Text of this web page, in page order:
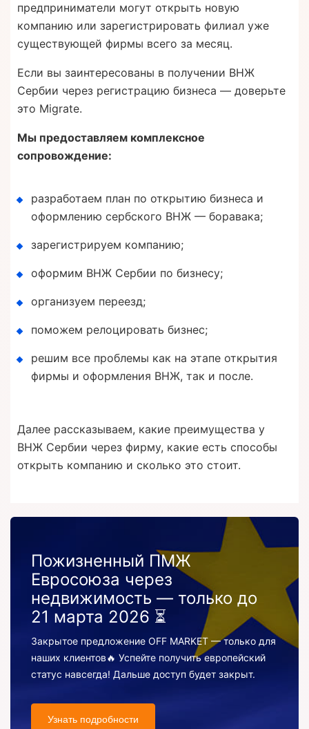
предприниматели могут открыть новую
компанию или зарегистрировать филиал уже
существующей фирмы всего за месяц.
Если вы заинтересованы в получении ВНЖ
Сербии через регистрацию бизнеса — доверьте
это Migrate.
Мы предоставляем комплексное
сопровождение:
разработаем план по открытию бизнеса и
оформлению сербского ВНЖ — боравака;
зарегистрируем компанию;
оформим ВНЖ Сербии по бизнесу;
организуем переезд;
поможем релоцировать бизнес;
решим все проблемы как на этапе открытия
фирмы и оформления ВНЖ, так и после.
Далее рассказываем, какие преимущества у
ВНЖ Сербии через фирму, какие есть способы
открыть компанию и сколько это стоит.
Пожизненный ПМЖ
Евросоюза через
недвижимость — только до
21 марта 2026 ⏳
Закрытое предложение OFF MARKET — только для
наших клиентов🔥 Успейте получить европейский
статус навсегда! Дальше доступ будет закрыт.
Узнать подробности